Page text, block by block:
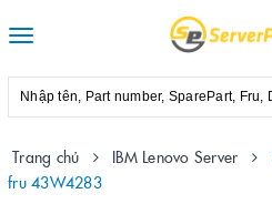
Toggle
Trang chủ IBM Lenovo Server
fru 43W4283